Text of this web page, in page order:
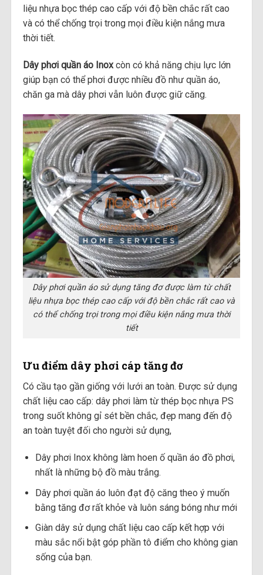
liệu nhựa bọc thép cao cấp với độ bền chắc rất cao
và có thể chống trọi trong mọi điều kiện nắng mưa
thời tiết.
Dây phơi quần áo Inoxcòn có khả năng chịu lực lớn
giúp bạn có thể phơi được nhiều đồ như quần áo,
chăn ga mà dây phơi vẫn luôn được giữ căng.
Dây phơi quần áo sử dụng tăng đơ được làm từ chất
liệu nhựa bọc thép cao cấp với độ bền chắc rất cao và
có thể chống trọi trong mọi điều kiện nắng mưa thời
tiết
Ưu điểm dây phơi cáp tăng đơ
Có cầu tạo gần giống với lưới an toàn. Được sử dụng
chất liệu cao cấp: dây phơi làm từ thép bọc nhựa PS
trong suốt không gỉ sét bền chắc, đẹp mang đến độ
an toàn tuyệt đối cho người sử dụng,
Dây phơi Inox không làm hoen ố quần áo đồ phơi,
nhất là những bộ đồ màu trắng.
Dây phơi quần áo luôn đạt độ căng theo ý muốn
bằng tăng đơ rất khỏe và luôn sáng bóng như mới
Giàn dây sử dụng chất liệu cao cấp kết hợp với
màu sắc nổi bật góp phần tô điểm cho không gian
sống của bạn.